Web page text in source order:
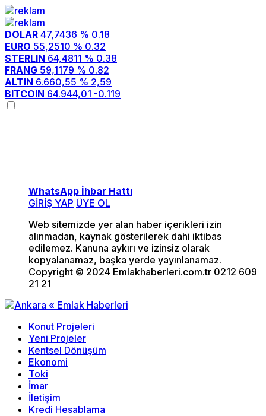
DOLAR 47,7436 % 0.18
EURO 55,2510 % 0.32
STERLIN 64,4811 % 0.38
FRANG 59,1179 % 0.82
ALTIN 6.660,55 % 2,59
BITCOIN 64.944,01 -0.119
WhatsApp İhbar Hattı
GİRİŞ YAP ÜYE OL
Web sitemizde yer alan haber içerikleri izin
alınmadan, kaynak gösterilerek dahi iktibas
edilemez. Kanuna aykırı ve izinsiz olarak
kopyalanamaz, başka yerde yayınlanamaz.
Copyright © 2024 Emlakhaberleri.com.tr 0212 609
21 21
Konut Projeleri
Yeni Projeler
Kentsel Dönüşüm
Ekonomi
Toki
İmar
İletişim
Kredi Hesablama